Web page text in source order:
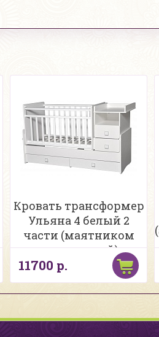
Кровать трансформер
Ульяна 4 белый 2
части (маятником
поперечный)
11700 р.